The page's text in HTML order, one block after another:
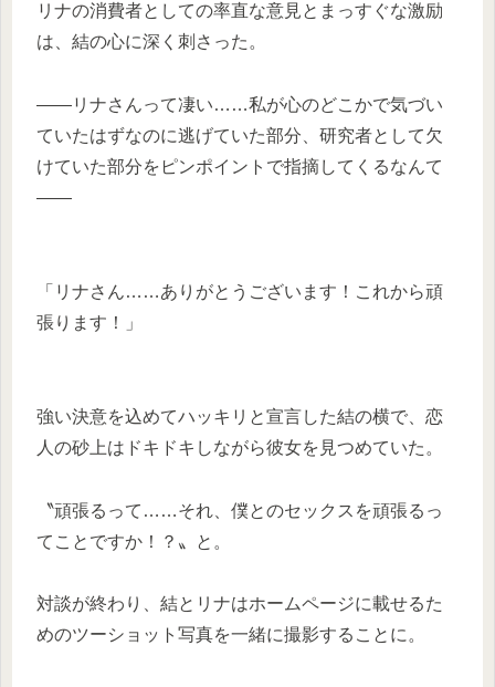
リナの消費者としての率直な意見とまっすぐな激励
は、結の心に深く刺さった。
——リナさんって凄い……私が心のどこかで気づい
ていたはずなのに逃げていた部分、研究者として欠
けていた部分をピンポイントで指摘してくるなんて
——
「リナさん……ありがとうございます！これから頑
張ります！」
強い決意を込めてハッキリと宣言した結の横で、恋
人の砂上はドキドキしながら彼女を見つめていた。
〝頑張るって……それ、僕とのセックスを頑張るっ
てことですか！？〟と。
対談が終わり、結とリナはホームページに載せるた
めのツーショット写真を一緒に撮影することに。